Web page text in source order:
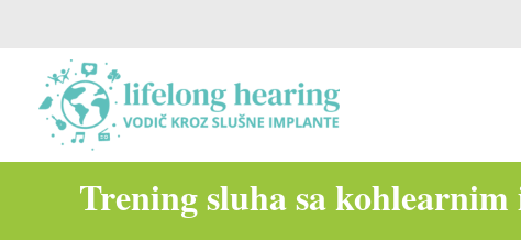
content
Trening sluha sa